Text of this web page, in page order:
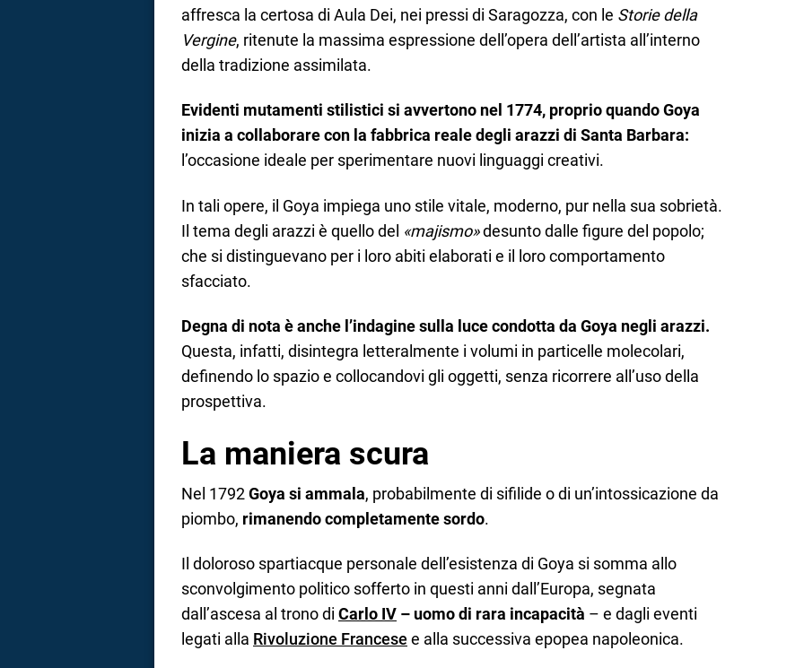
affresca la certosa di Aula Dei, nei pressi di Saragozza, con le Storie della
Vergine, ritenute la massima espressione dell’opera dell’artista all’interno
della tradizione assimilata.
Evidenti mutamenti stilistici si avvertono nel 1774, proprio quando Goya
inizia a collaborare con la fabbrica reale degli arazzi di Santa Barbara:
l’occasione ideale per sperimentare nuovi linguaggi creativi.
In tali opere, il Goya impiega uno stile vitale, moderno, pur nella sua sobrietà.
Il tema degli arazzi è quello del «majismo»desunto dalle figure del popolo;
che si distinguevano per i loro abiti elaborati e il loro comportamento
sfacciato.
Degna di nota è anche l’indagine sulla luce condotta da Goya negli arazzi.
Questa, infatti, disintegra letteralmente i volumi in particelle molecolari,
definendo lo spazio e collocandovi gli oggetti, senza ricorrere all’uso della
prospettiva.
La maniera scura
Nel 1792Goya si ammala, probabilmente di sifilide o di un’intossicazione da
piombo, rimanendo completamente sordo.
Il doloroso spartiacque personale dell’esistenza di Goya si somma allo
sconvolgimento politico sofferto in questi anni dall’Europa, segnata
dall’ascesa al trono di Carlo IV – uomo di rara incapacità – e dagli eventi
legati alla Rivoluzione Francese e alla successiva epopea napoleonica.